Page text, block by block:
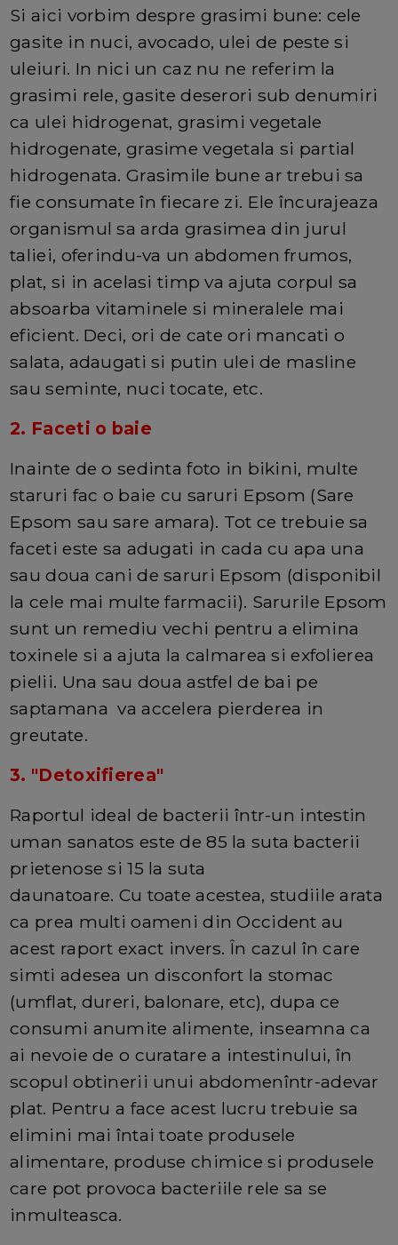
Si aici vorbim despre grasimi bune: cele
gasite in nuci, avocado, ulei de peste si
uleiuri. In nici un caz nu ne referim la
grasimi rele, gasite deserori sub denumiri
ca ulei hidrogenat, grasimi vegetale
hidrogenate, grasime vegetala si partial
hidrogenata. Grasimile bune ar trebui sa
fie consumate în fiecare zi. Ele încurajeaza
organismul sa arda grasimea din jurul
taliei, oferindu-va un abdomen frumos,
plat, si in acelasi timp va ajuta corpul sa
absoarba vitaminele si mineralele mai
eficient. Deci, ori de cate ori mancati o
salata, adaugati si putin ulei de masline
sau seminte, nuci tocate, etc.
2. Faceti o baie
Inainte de o sedinta foto in bikini, multe
staruri fac o baie cu saruri Epsom (Sare
Epsom sau sare amara). Tot ce trebuie sa
faceti este sa adugati in cada cu apa una
sau doua cani de saruri Epsom (disponibil
la cele mai multe farmacii). Sarurile Epsom
sunt un remediu vechi pentru a elimina
toxinele si a ajuta la calmarea si exfolierea
pielii. Una sau doua astfel de bai pe
saptamana va accelera pierderea in
greutate.
3. "Detoxifierea"
Raportul ideal de bacterii într-un intestin
uman sanatos este de 85 la suta bacterii
prietenose si 15 la suta
daunatoare. Cu toate acestea, studiile arata
ca prea multi oameni din Occident au
acest raport exact invers. În cazul în care
simti adesea un disconfort la stomac
(umflat, dureri, balonare, etc), dupa ce
consumi anumite alimente, inseamna ca
ai nevoie de o curatare a intestinului, în
scopul obtinerii unui abdomenîntr-adevar
plat. Pentru a face acest lucru trebuie sa
elimini mai întai toate produsele
alimentare, produse chimice si produsele
care pot provoca bacteriile rele sa se
inmulteasca.